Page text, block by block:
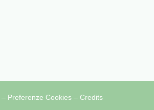
– Preferenze Cookies – Credits